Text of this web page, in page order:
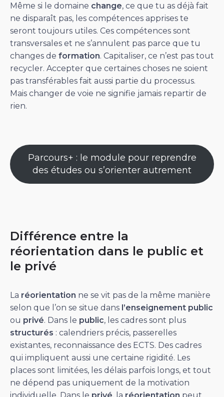
Même si le domaine change, ce que tu as déjà fait
ne disparaît pas, les compétences apprises te
seront toujours utiles. Ces compétences sont
transversales et ne s’annulent pas parce que tu
changes de formation. Capitaliser, ce n’est pas tout
recycler. Accepter que certaines choses ne soient
pas transférables fait aussi partie du processus.
Mais changer de voie ne signifie jamais repartir de
rien.
Parcours+ : le module pour reprendre
des études ou s’orienter autrement
Différence entre la
réorientation dans le public et
le privé
La réorientation ne se vit pas de la même manière
selon que l’on se situe dans l’enseignement public
ou privé. Dans le public, les cadres sont plus
structurés : calendriers précis, passerelles
existantes, reconnaissance des ECTS. Des cadres
qui impliquent aussi une certaine rigidité. Les
places sont limitées, les délais parfois longs, et tout
ne dépend pas uniquement de la motivation
individuelle. Dans le privé, la réorientation peut